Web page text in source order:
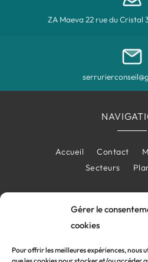
Gérer le
cookies
Pour offrir les meilleures expériences, nous
ZA Maeva 22 rue du Cristal
Accueil Contact
Secteurs